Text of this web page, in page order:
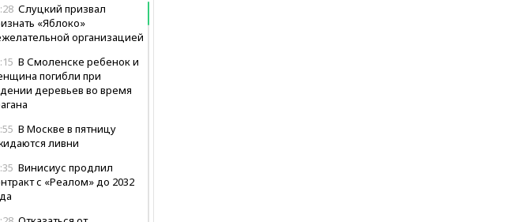
Слуцкий призвал
«Яблоко»
организацией
В Смоленске ребенок и
погибли при
деревьев во время
В Москве в пятницу
ливни
Винисиус продлил
с «Реалом» до 2032